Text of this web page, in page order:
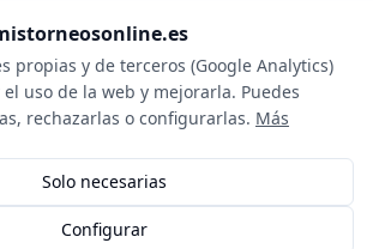
propias y de terceros (Google Analytics)
uso de la web y mejorarla. Puedes
rechazarlas o configurarlas. Más
Solo necesarias
Configurar